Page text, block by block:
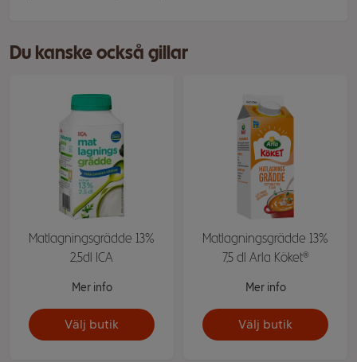
Du kanske också gillar
Matlagningsgrädde 13%
2,5dl ICA
Mer info
Välj butik
Matlagningsgrädde 13%
7,5 dl Arla Köket®
Mer info
Välj butik